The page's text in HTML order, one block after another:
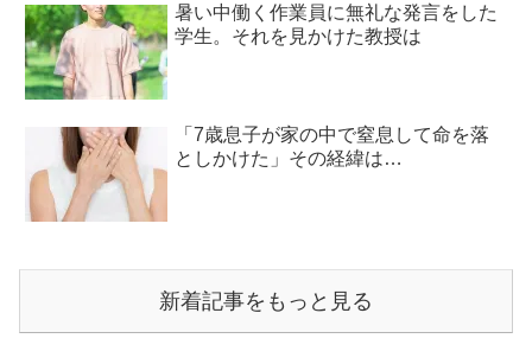
暑い中働く作業員に無礼な発言をした
学生。それを見かけた教授は
「7歳息子が家の中で窒息して命を落
としかけた」その経緯は…
新着記事をもっと見る